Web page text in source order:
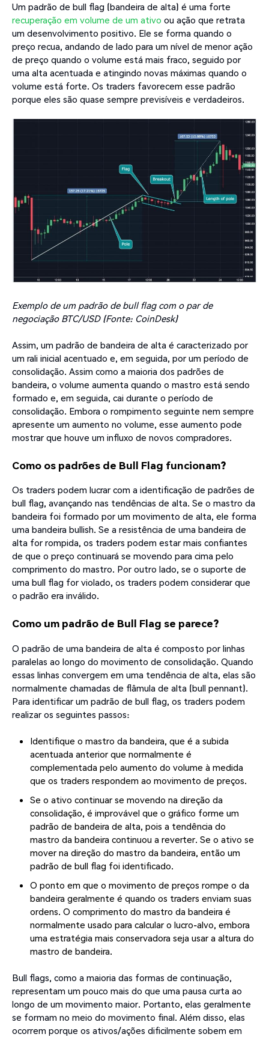
Um padrão de bull flag (bandeira de alta) é uma forte
recuperação em volume de um ativo ou ação que retrata
um desenvolvimento positivo. Ele se forma quando o
preço recua, andando de lado para um nível de menor ação
de preço quando o volume está mais fraco, seguido por
uma alta acentuada e atingindo novas máximas quando o
volume está forte. Os traders favorecem esse padrão
porque eles são quase sempre previsíveis e verdadeiros.
Exemplo de um padrão de bull flag com o par de
negociação BTC/USD (Fonte: CoinDesk)
Assim, um padrão de bandeira de alta é caracterizado por
um rali inicial acentuado e, em seguida, por um período de
consolidação. Assim como a maioria dos padrões de
bandeira, o volume aumenta quando o mastro está sendo
formado e, em seguida, cai durante o período de
consolidação. Embora o rompimento seguinte nem sempre
apresente um aumento no volume, esse aumento pode
mostrar que houve um influxo de novos compradores.
Como os padrões de Bull Flag funcionam?
Os traders podem lucrar com a identificação de padrões de
bull flag, avançando nas tendências de alta. Se o mastro da
bandeira foi formado por um movimento de alta, ele forma
uma bandeira bullish. Se a resistência de uma bandeira de
alta for rompida, os traders podem estar mais confiantes
de que o preço continuará se movendo para cima pelo
comprimento do mastro. Por outro lado, se o suporte de
uma bull flag for violado, os traders podem considerar que
o padrão era inválido.
Como um padrão de Bull Flag se parece?
O padrão de uma bandeira de alta é composto por linhas
paralelas ao longo do movimento de consolidação. Quando
essas linhas convergem em uma tendência de alta, elas são
normalmente chamadas de flâmula de alta (bull pennant).
Para identificar um padrão de bull flag, os traders podem
realizar os seguintes passos:
Identifique o mastro da bandeira, que é a subida
acentuada anterior que normalmente é
complementada pelo aumento do volume à medida
que os traders respondem ao movimento de preços.
Se o ativo continuar se movendo na direção da
consolidação, é improvável que o gráfico forme um
padrão de bandeira de alta, pois a tendência do
mastro da bandeira continuou a reverter. Se o ativo se
mover na direção do mastro da bandeira, então um
padrão de bull flag foi identificado.
O ponto em que o movimento de preços rompe o da
bandeira geralmente é quando os traders enviam suas
ordens. O comprimento do mastro da bandeira é
normalmente usado para calcular o lucro-alvo, embora
uma estratégia mais conservadora seja usar a altura do
mastro de bandeira.
Bull flags, como a maioria das formas de continuação,
representam um pouco mais do que uma pausa curta ao
longo de um movimento maior. Portanto, elas geralmente
se formam no meio do movimento final. Além disso, elas
ocorrem porque os ativos/ações dificilmente sobem em